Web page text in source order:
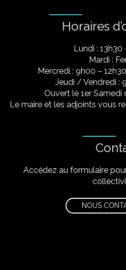
Horaires
Lundi : 13h30
Mardi :
Mercredi : 9h00 –
Jeudi / Vendredi :
Ouvert le 1er Samedi
Le maire et les adjoints vous
Accédez au formulaire
NOUS